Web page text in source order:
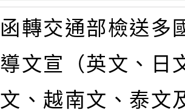
函轉交通部檢送多
導文宣（英文、日
文、越南文、泰文